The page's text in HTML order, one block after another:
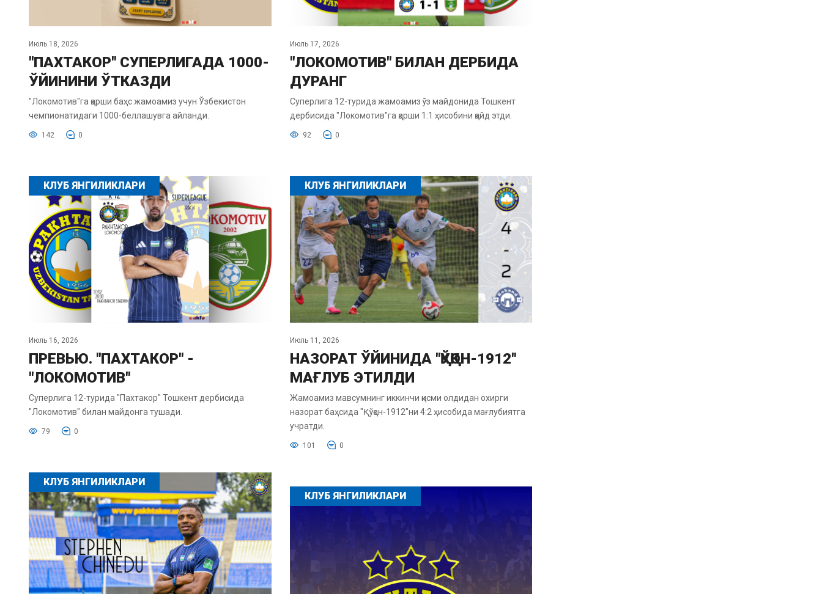
Июль 18, 2026
"ПАХТАКОР" СУПЕРЛИГАДА 1000-
ЎЙИНИНИ ЎТКАЗДИ
"Локомотив"га қарши баҳс жамоамиз учун Ўзбекистон
чемпионатидаги 1000-беллашувга айланди.
142 0
Июль 17, 2026
"ЛОКОМОТИВ" БИЛАН ДЕРБИДА
ДУРАНГ
Суперлига 12-турида жамоамиз ўз майдонида Тошкент
дербисида "Локомотив"га қарши 1:1 ҳисобини қайд этди.
92 0
КЛУБ ЯНГИЛИКЛАРИ
Июль 16, 2026
ПРЕВЬЮ. "ПАХТАКОР" -
"ЛОКОМОТИВ"
Суперлига 12-турида "Пахтакор" Тошкент дербисида
"Локомотив" билан майдонга тушади.
79 0
КЛУБ ЯНГИЛИКЛАРИ
Июль 11, 2026
НАЗОРАТ ЎЙИНИДА "ҚЎҚОН-1912"
МАҒЛУБ ЭТИЛДИ
Жамоамиз мавсумнинг иккинчи қисми олдидан охирги
назорат баҳсида "Қўқон-1912"ни 4:2 ҳисобида мағлубиятга
учратди.
101 0
КЛУБ ЯНГИЛИКЛАРИ
КЛУБ ЯНГИЛИКЛАРИ